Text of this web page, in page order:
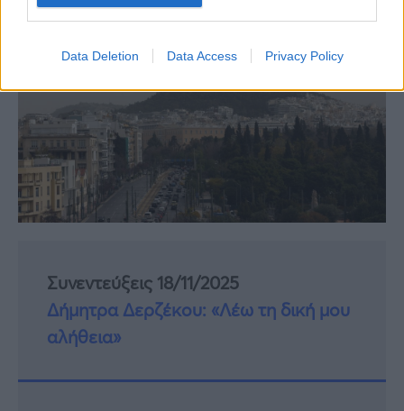
Data Deletion Data Access Privacy Policy
Συνεντεύξεις 18/11/2025
Δήμητρα Δερζέκου: «Λέω τη δική μου
αλήθεια»